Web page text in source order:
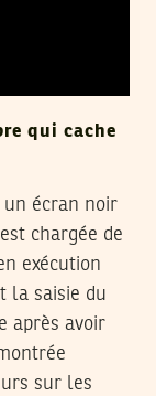
qui cache
un écran noir
chargée de
exécution
la saisie du
après avoir
sur les